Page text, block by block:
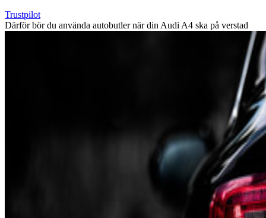
Trustpilot
Därför bör du använda autobutler när din Audi A4 ska på verstad